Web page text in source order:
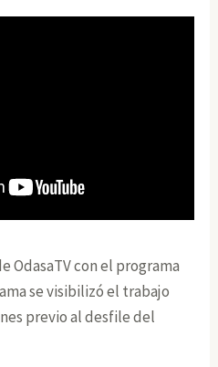
OdasaTV con el programa
se visibilizó el trabajo
previo al desfile del